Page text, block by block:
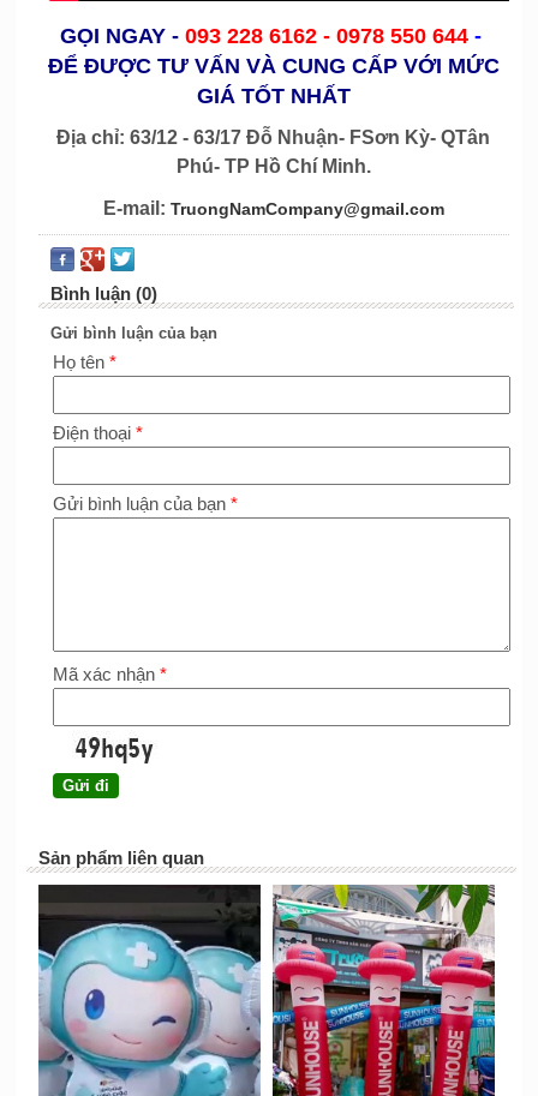
GỌI NGAY - 093 228 6162 - 0978 550 644-
ĐỂ ĐƯỢC TƯ VẤN VÀ CUNG CẤP VỚI MỨC
GIÁ TỐT NHẤT
Địa chỉ: 63/12 - 63/17 Đỗ Nhuận- FSơn Kỳ- QTân
Phú- TP Hồ Chí Minh.
E-mail: TruongNamCompany@gmail.com
Bình luận (0)
Gửi bình luận của bạn
Họ tên *
Điện thoại *
Gửi bình luận của bạn *
Mã xác nhận *
Sản phẩm liên quan